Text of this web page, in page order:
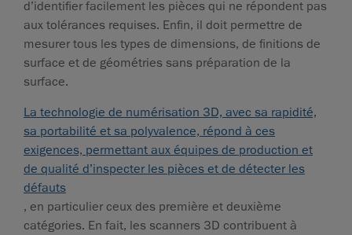
d’identifier facilement les pièces qui ne répondent pas
aux tolérances requises. Enfin, il doit permettre de
mesurer tous les types de dimensions, de finitions de
surface et de géométries sans préparation de la
surface.
La technologie de numérisation 3D, avec sa rapidité,
sa portabilité et sa polyvalence, répond à ces
exigences, permettant aux équipes de production et
de qualité d’inspecter les pièces et de détecter les
défauts
, en particulier ceux des première et deuxième
catégories. En fait, les scanners 3D contribuent à